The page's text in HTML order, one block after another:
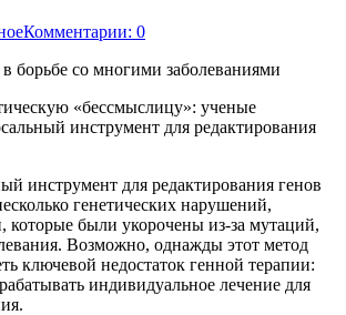
Комментарии: 0
борьбе со многими заболеваниями
инструмент для редактирования генов
генетических нарушений,
которые были укорочены из-за мутаций,
Возможно, однажды этот метод
ключевой недостаток генной терапии:
индивидуальное лечение для